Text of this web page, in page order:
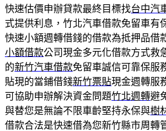
快速估價申辦貸款最終目標找台中汽
式提供利息，竹北汽車借款免留車有
快速小額週轉借錢的借款為抵押品借
小額借款公司現金多元化借款方式救
的新竹汽車借款免留車誠信可靠保服
貼現的當鋪借錢新竹票貼現金週轉服
可協助申辦解決資金問題竹北週轉避
與替您是無論不限車齡堅持永保與樹
借款合法是快速借為您新竹縣市周轉